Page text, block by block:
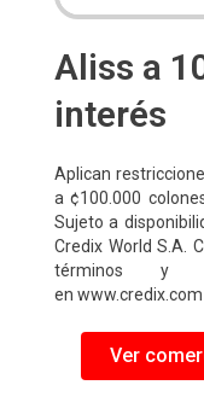
Aliss a
interés
Aplican
a ¢100.000
Sujeto a
Credix World S.A.
términos y
en www.credix.com
Ver